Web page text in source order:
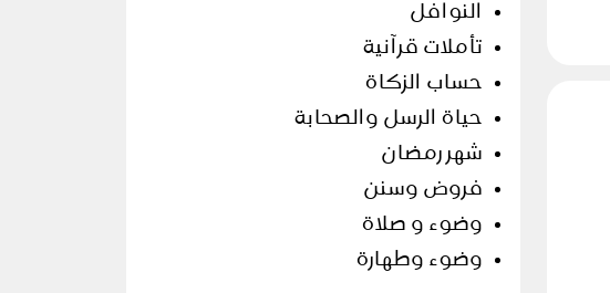
النوافل
تأملات قرآنية
حساب الزكاة
حياة الرسل والصحابة
شهر رمضان
فروض وسنن
وضوء و صلاة
وضوء وطهارة